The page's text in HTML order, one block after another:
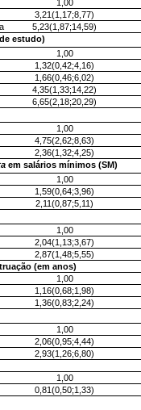
1,00
3,21(1,17;8,77)
5,23(1,87;14,59)
estudo)
1,00
1,32(0,42;4,16)
1,66(0,46;6,02)
4,35(1,33;14,22)
6,65(2,18;20,29)
1,00
4,75(2,62;8,63)
2,36(1,32;4,25)
em salários mínimos (SM)
1,00
1,59(0,64;3,96)
2,11(0,87;5,11)
1,00
2,04(1,13;3,67)
2,87(1,48;5,55)
(em anos)
1,00
1,16(0,68;1,98)
1,36(0,83;2,24)
1,00
2,06(0,95;4,44)
2,93(1,26;6,80)
1,00
0,81(0,50;1,33)